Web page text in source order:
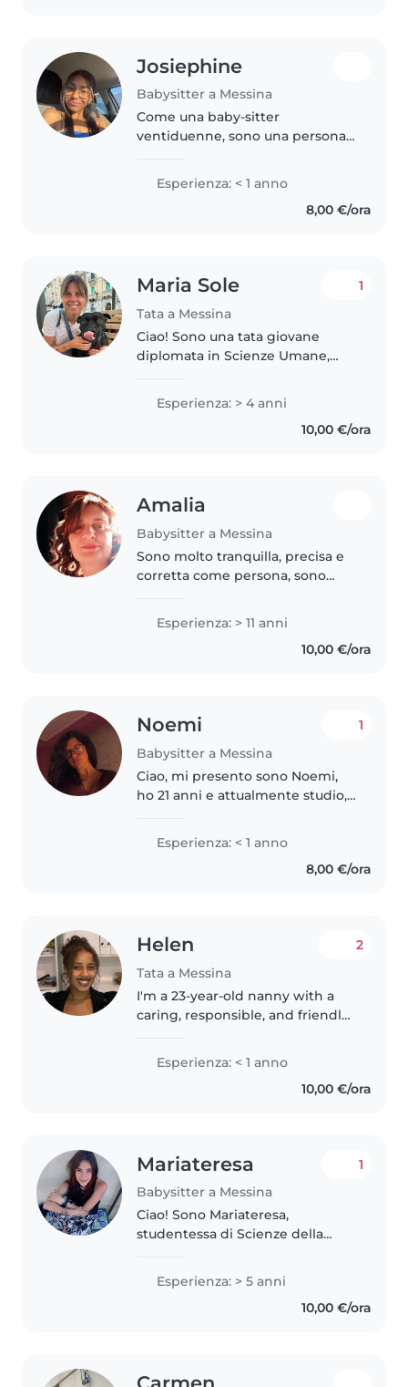
Josiephine
Babysitter a Messina
Come una baby-sitter
ventiduenne, sono una persona
che adora leggere, ascoltare
musica e giocare con i bambini.
Sono a mio agio con gli animali,
Esperienza: < 1 anno
8,00 €/ora
Maria Sole
Tata a Messina
1
Ciao! Sono una tata giovane
diplomata in Scienze Umane,
cura di bambini di tutte le età.
Parlo inglese e italiano e ho una
certificazione in primo soccorso...
Esperienza: > 4 anni
10,00 €/ora
Amalia
Babysitter a Messina
Sono molto tranquilla, precisa e
corretta come persona, sono
mamma e capisco che non è
facile affidare i propri figli, anche
Esperienza: > 11 anni
10,00 €/ora
Noemi
Babysitter a Messina
1
Ciao, mi presento sono Noemi,
ho 21 anni e attualmente studio,
lavorative, ma amo stare a
contatto con i bambini e
prendermi cura di loro. Sono una
Esperienza: < 1 anno
8,00 €/ora
Helen
Tata a Messina
2
I'm a 23-year-old nanny with a
caring, responsible, and friendly
experience, I have enjoyed
Esperienza: < 1 anno
10,00 €/ora
Mariateresa
Babysitter a Messina
1
Ciao! Sono Mariateresa,
studentessa di Scienze della
vera passione per i bambini. Ho
alle spalle oltre un anno di
esperienza in asilo nido (0-3),
Esperienza: > 5 anni
10,00 €/ora